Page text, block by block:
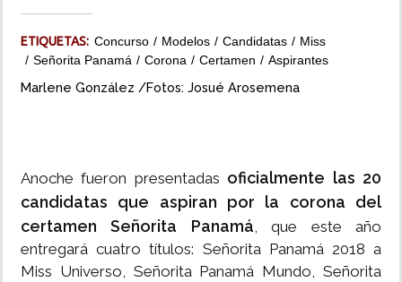
ETIQUETAS: Concurso Modelos Candidatas
Miss
Señorita Panamá
Corona Certamen Aspirantes
Marlene González /Fotos: Josué Arosemena
Anoche fueron presentadas oficialmente las 20
candidatas que aspiran por la corona del
certamen Señorita Panamá, que este año
entregará cuatro títulos: Señorita Panamá 2018 a
Miss Universo, Señorita Panamá Mundo, Señorita